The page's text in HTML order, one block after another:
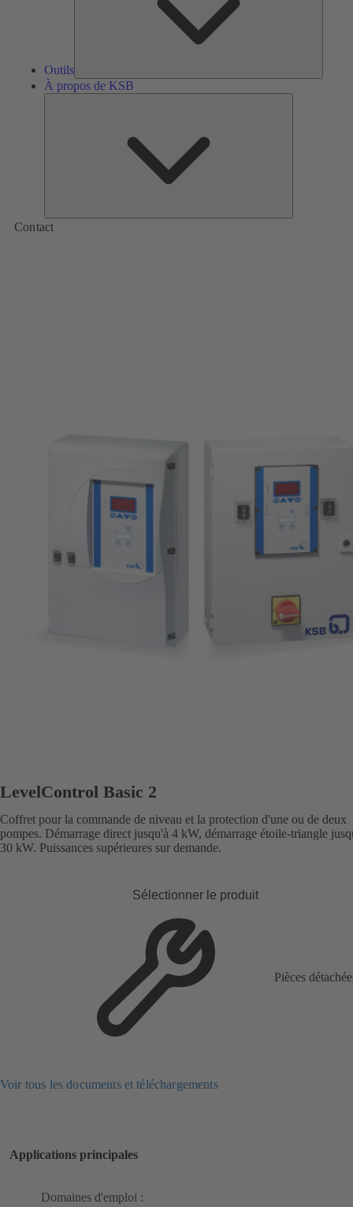
Outils
À propos de KSB
Contact
LevelControl Basic 2
Coffret pour la commande de niveau et la protection d'une ou de deux
pompes. Démarrage direct jusqu'à 4 kW, démarrage étoile-triangle
30 kW. Puissances supérieures sur demande.
Sélectionner le produit
Pièces
Voir tous les documents et téléchargements
Applications principales
Domaines d'emploi :